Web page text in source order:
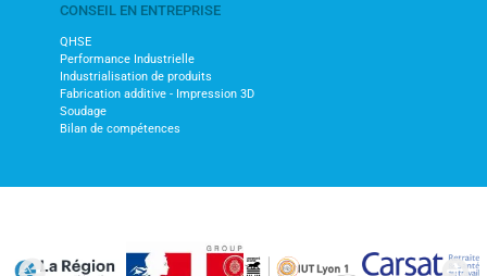
CONSEIL EN ENTREPRISE
QHSE
Performance Industrielle
Industrialisation de produits
Fabrication additive - Impression 3D
Soudage
Bilan de compétences